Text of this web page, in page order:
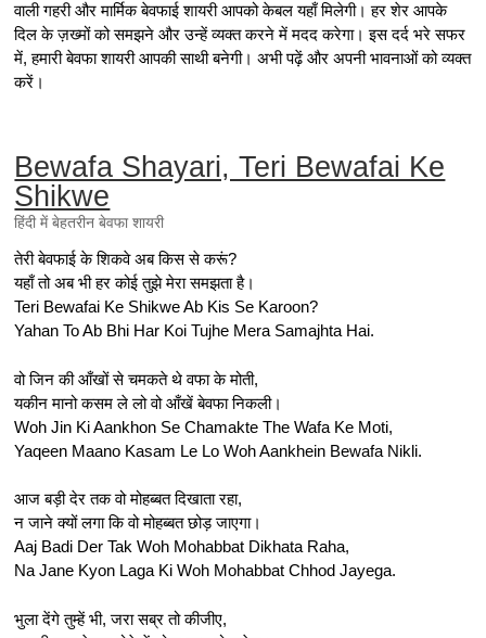
वाली गहरी और मार्मिक बेवफाई शायरी आपको केबल यहाँ मिलेगी। हर शेर आपके
दिल के ज़ख्मों को समझने और उन्हें व्यक्त करने में मदद करेगा। इस दर्द भरे सफर
में, हमारी बेवफा शायरी आपकी साथी बनेगी। अभी पढ़ें और अपनी भावनाओं को व्यक्त
करें।
Bewafa Shayari, Teri Bewafai Ke
Shikwe
हिंदी में बेहतरीन बेवफा शायरी
तेरी बेवफाई के शिकवे अब किस से करूं?
यहाँ तो अब भी हर कोई तुझे मेरा समझता है।
Teri Bewafai Ke Shikwe Ab Kis Se Karoon?
Yahan To Ab Bhi Har Koi Tujhe Mera Samajhta Hai.
वो जिन की आँखों से चमकते थे वफा के मोती,
यकीन मानो कसम ले लो वो आँखें बेवफा निकली।
Woh Jin Ki Aankhon Se Chamakte The Wafa Ke Moti,
Yaqeen Maano Kasam Le Lo Woh Aankhein Bewafa Nikli.
आज बड़ी देर तक वो मोहब्बत दिखाता रहा,
न जाने क्यों लगा कि वो मोहब्बत छोड़ जाएगा।
Aaj Badi Der Tak Woh Mohabbat Dikhata Raha,
Na Jane Kyon Laga Ki Woh Mohabbat Chhod Jayega.
भुला देंगे तुम्हें भी, जरा सब्र तो कीजीए,